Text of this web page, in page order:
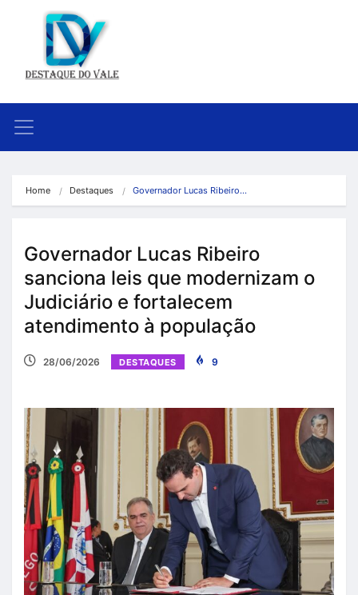
Home Destaques Governador Lucas Ribeiro…
Governador Lucas Ribeiro
sanciona leis que modernizam o
Judiciário e fortalecem
atendimento à população
28/06/2026 DESTAQUES 9